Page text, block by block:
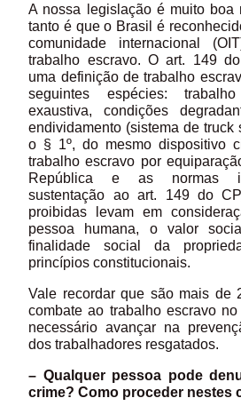
A nossa legislação é muito boa
tanto é que o Brasil é
comunidade internacional
trabalho escravo. O art. 149
uma definição de trabalho
seguintes espécies:
exaustiva, condições
endividamento (sistema de truck
o § 1º, do mesmo dispositivo
trabalho escravo por
República e as normas
sustentação ao art. 149 do
proibidas levam em
pessoa humana, o valor
finalidade social da
princípios constitucionais.
Vale recordar que são mais de
combate ao trabalho escravo
necessário avançar na
dos trabalhadores resgatados.
– Qualquer pessoa pode
crime? Como proceder nestes